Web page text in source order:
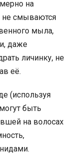
на
не смываются
мыла,
даже
личинку, не
её.
(используя
быть
на волосах